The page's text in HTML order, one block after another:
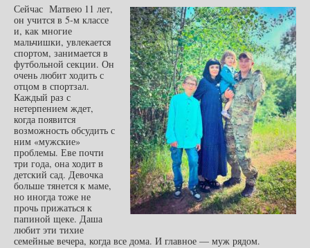
Сейчас Матвею 11 лет,
он учится в 5-м классе
и, как многие
мальчишки, увлекается
спортом, занимается в
футбольной секции. Он
очень любит ходить с
отцом в спортзал.
Каждый раз с
нетерпением ждет,
когда появится
возможность обсудить с
ним «мужские»
проблемы. Еве почти
три года, она ходит в
детский сад. Девочка
больше тянется к маме,
но иногда тоже не
прочь прижаться к
папиной щеке. Даша
любит эти тихие
семейные вечера, когда все дома. И главное — муж рядом.